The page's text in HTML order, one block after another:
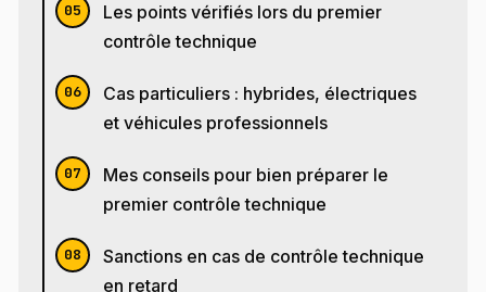
Les points vérifiés lors du premier
contrôle technique
Cas particuliers : hybrides, électriques
et véhicules professionnels
Mes conseils pour bien préparer le
premier contrôle technique
Sanctions en cas de contrôle technique
en retard